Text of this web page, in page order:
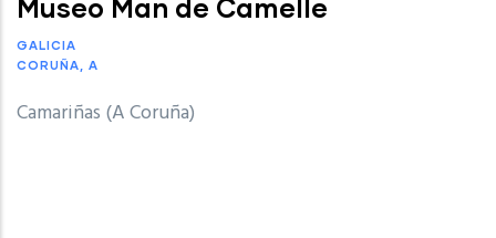
Museo Man de Camelle
GALICIA
CORUÑA, A
Camariñas (A Coruña)